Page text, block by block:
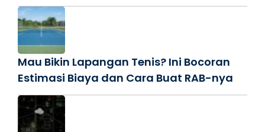
Mau Bikin Lapangan Tenis? Ini Bocoran
Estimasi Biaya dan Cara Buat RAB-nya